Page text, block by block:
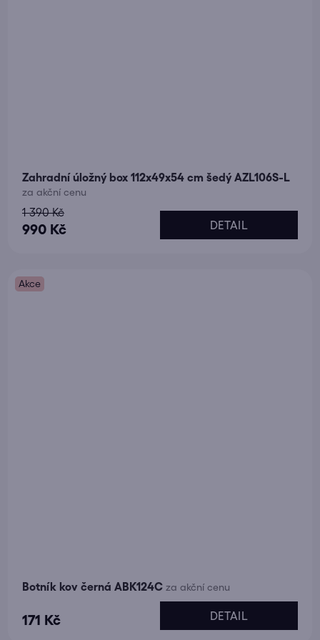
Zahradní úložný box 112x49x54 cm šedý AZL106S-L
za akční cenu
990 Kč
1 390 Kč
DETAIL
Akce
Botník kov černá ABK124C za akční cenu
171 Kč DETAIL